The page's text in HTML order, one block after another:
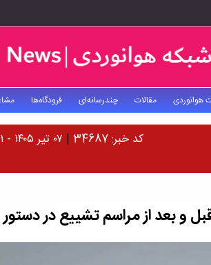
هوانوردی مقالات چندرسانه‌ای فرودگاه‌ها
کد خبر: 34687 | ۰۷ تیر ۱۴۰۵ - ۱۰:۳۵:۴۱
و بعد از مراسم تشییع در